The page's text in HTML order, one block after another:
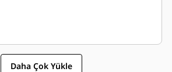
Daha Çok Yükle